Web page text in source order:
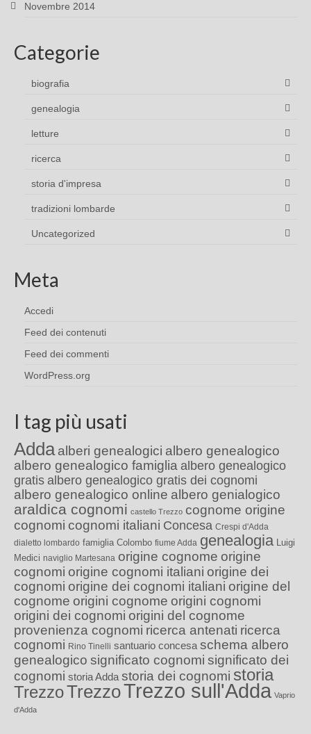
Novembre 2014
Categorie
biografia
genealogia
letture
ricerca
storia d'impresa
tradizioni lombarde
Uncategorized
Meta
Accedi
Feed dei contenuti
Feed dei commenti
WordPress.org
I tag più usati
Adda alberi genealogici albero genealogico
albero genealogico famiglia albero genealogico
gratis albero genealogico gratis dei cognomi
albero genealogico online albero genialogico
araldica cognomi castello Trezzo cognome origine
cognomi cognomi italiani Concesa Crespi d'Adda
dialetto lombardo famiglia Colombo fiume Adda genealogia Luigi
Medici naviglio Martesana origine cognome origine
cognomi origine cognomi italiani origine dei
cognomi origine dei cognomi italiani origine del
cognome origini cognome origini cognomi
origini dei cognomi origini del cognome
provenienza cognomi ricerca antenati ricerca
cognomi Rino Tinelli santuario concesa schema albero
genealogico significato cognomi significato dei
cognomi storia Adda storia dei cognomi storia
TrezzoTrezzoTrezzo sull'Adda Vaprio
d'Adda